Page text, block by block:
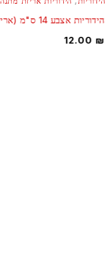
הידוריות אצבע 14 ס"מ (אריזת מתנה 2 יח')
12.00 ₪